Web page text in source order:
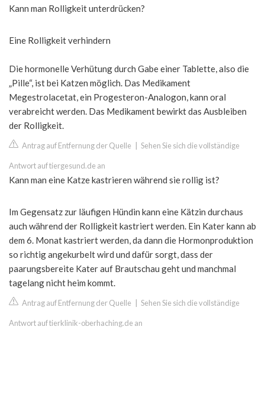
Kann man Rolligkeit unterdrücken?
Eine Rolligkeit verhindern
Die hormonelle Verhütung durch Gabe einer Tablette, also die
„Pille“, ist bei Katzen möglich. Das Medikament
Megestrolacetat, ein Progesteron-Analogon, kann oral
verabreicht werden. Das Medikament bewirkt das Ausbleiben
der Rolligkeit.
Antrag auf Entfernung der Quelle Sehen Sie sich die vollständige
Antwort auf tiergesund.de an
Kann man eine Katze kastrieren während sie rollig ist?
Im Gegensatz zur läufigen Hündin kann eine Kätzin durchaus
auch während der Rolligkeit kastriert werden. Ein Kater kann ab
dem 6. Monat kastriert werden, da dann die Hormonproduktion
so richtig angekurbelt wird und dafür sorgt, dass der
paarungsbereite Kater auf Brautschau geht und manchmal
tagelang nicht heim kommt.
Antrag auf Entfernung der Quelle Sehen Sie sich die vollständige
Antwort auf tierklinik-oberhaching.de an